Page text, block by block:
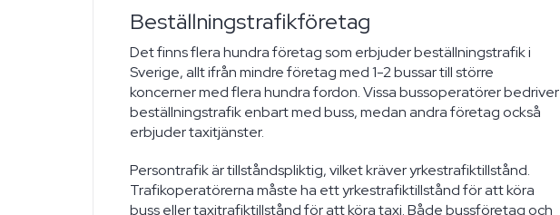
Beställningstrafikföretag
Det finns flera hundra företag som erbjuder beställningstrafik i
Sverige, allt ifrån mindre företag med 1-2 bussar till större
koncerner med flera hundra fordon. Vissa bussoperatörer bedriver
beställningstrafik enbart med buss, medan andra företag också
erbjuder taxitjänster.
Persontrafik är tillståndspliktig, vilket kräver yrkestrafiktillstånd.
Trafikoperatörerna måste ha ett yrkestrafiktillstånd för att köra
buss eller taxitrafiktillstånd för att köra taxi. Både bussföretag och